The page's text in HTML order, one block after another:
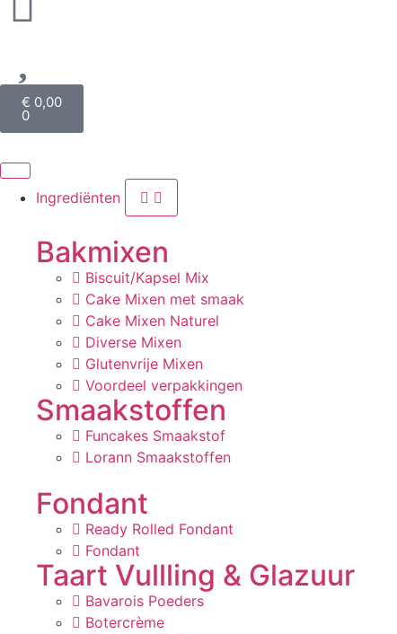
€ 0,00
0
Ingrediënten
Bakmixen
Biscuit/Kapsel Mix
Cake Mixen met smaak
Cake Mixen Naturel
Diverse Mixen
Glutenvrije Mixen
Voordeel verpakkingen
Smaakstoffen
Funcakes Smaakstof
Lorann Smaakstoffen
Fondant
Ready Rolled Fondant
Fondant
Taart Vullling & Glazuur
Bavarois Poeders
Botercrème